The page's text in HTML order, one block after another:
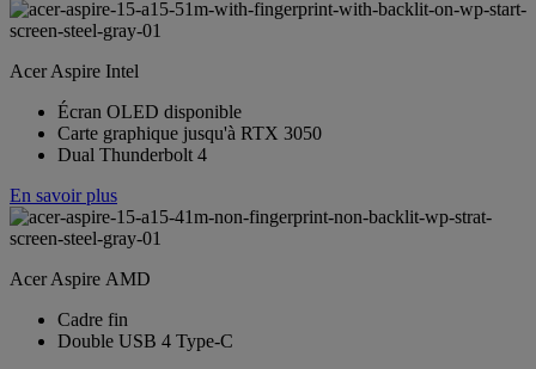
Acer Aspire Intel
Écran OLED disponible
Carte graphique jusqu'à RTX 3050
Dual Thunderbolt 4
En savoir plus
Acer Aspire AMD
Cadre fin
Double USB 4 Type-C